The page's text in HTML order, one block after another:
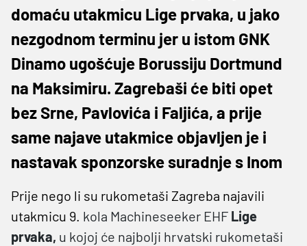
domaću utakmicu Lige prvaka, u jako
nezgodnom terminu jer u istom GNK
Dinamo ugošćuje Borussiju Dortmund
na Maksimiru. Zagrebaši će biti opet
bez Srne, Pavlovića i Faljića, a prije
same najave utakmice objavljen je i
nastavak sponzorske suradnje s Inom
Prije nego li su rukometaši Zagreba najavili
utakmicu 9. kola Machineseeker EHF Lige
prvaka, u kojoj će najbolji hrvatski rukometaši